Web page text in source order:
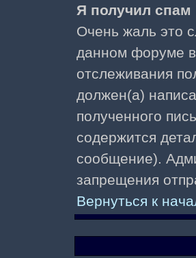
Я получил спам
Очень жаль это
данном форуме
отслеживания
должен(а)
полученного
содержится
сообщение).
запрещения
Вернуться к